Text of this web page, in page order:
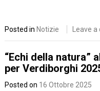
Posted in Notizie Leave
“Echi della natura”
per Verdiborghi
Posted on 16 Ottobre 2025